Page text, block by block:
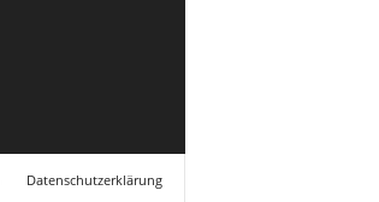
Datenschutzerklärung